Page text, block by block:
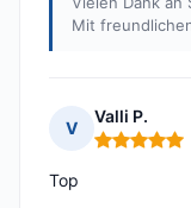
Mit
V
Valli P.
Hinweis: 5
Top